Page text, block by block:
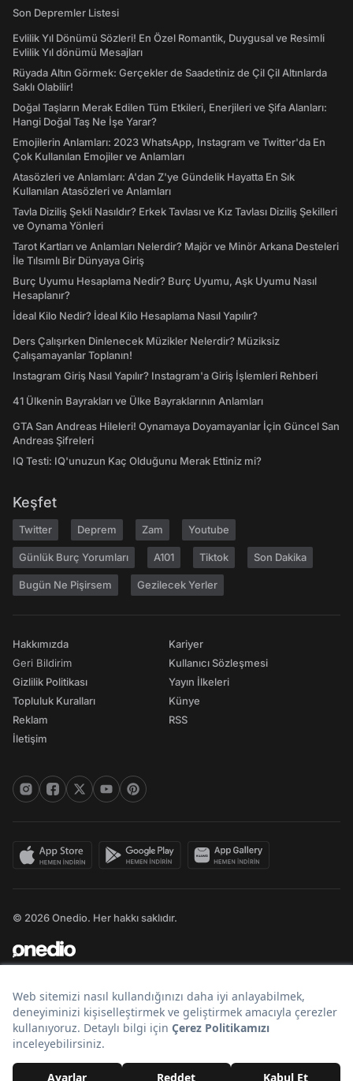
Son Depremler Listesi
Evlilik Yıl Dönümü Sözleri! En Özel Romantik, Duygusal ve Resimli
Evlilik Yıl dönümü Mesajları
Rüyada Altın Görmek: Gerçekler de Saadetiniz de Çil Çil Altınlarda
Saklı Olabilir!
Doğal Taşların Merak Edilen Tüm Etkileri, Enerjileri ve Şifa Alanları:
Hangi Doğal Taş Ne İşe Yarar?
Emojilerin Anlamları: 2023 WhatsApp, Instagram ve Twitter'da En
Çok Kullanılan Emojiler ve Anlamları
Atasözleri ve Anlamları: A'dan Z'ye Gündelik Hayatta En Sık
Kullanılan Atasözleri ve Anlamları
Tavla Diziliş Şekli Nasıldır? Erkek Tavlası ve Kız Tavlası Diziliş Şekilleri
ve Oynama Yönleri
Tarot Kartları ve Anlamları Nelerdir? Majör ve Minör Arkana Desteleri
İle Tılsımlı Bir Dünyaya Giriş
Burç Uyumu Hesaplama Nedir? Burç Uyumu, Aşk Uyumu Nasıl
Hesaplanır?
İdeal Kilo Nedir? İdeal Kilo Hesaplama Nasıl Yapılır?
Ders Çalışırken Dinlenecek Müzikler Nelerdir? Müziksiz
Çalışamayanlar Toplanın!
Instagram Giriş Nasıl Yapılır? Instagram'a Giriş İşlemleri Rehberi
41 Ülkenin Bayrakları ve Ülke Bayraklarının Anlamları
GTA San Andreas Hileleri! Oynamaya Doyamayanlar İçin Güncel San
Andreas Şifreleri
IQ Testi: IQ'unuzun Kaç Olduğunu Merak Ettiniz mi?
Keşfet
Twitter Deprem Zam Youtube
Günlük Burç Yorumları A101 Tiktok Son Dakika
Bugün Ne Pişirsem Gezilecek Yerler
Hakkımızda
Geri Bildirim
Gizlilik Politikası
Topluluk Kuralları
Reklam
İletişim
Kariyer
Kullanıcı Sözleşmesi
Yayın İlkeleri
Künye
RSS
© 2026 Onedio. Her hakkı saklıdır.
Bir markasıdır.